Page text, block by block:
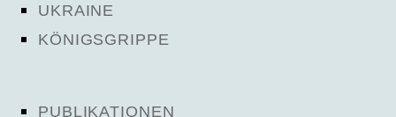
UKRAINE
KÖNIGSGRIPPE
PUBLIKATIONEN